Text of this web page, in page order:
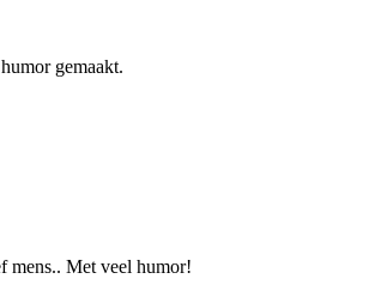
gemaakt.
mens.. Met veel humor!